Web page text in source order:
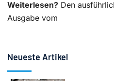
Weiterlesen? Den
Ausgabe vom
Neueste Artikel